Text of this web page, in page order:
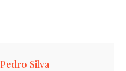
Pedro Silva